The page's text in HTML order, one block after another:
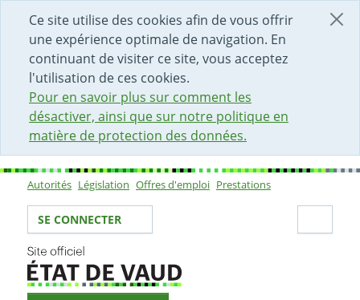
Ce site utilise des cookies afin de vous offrir
une expérience optimale de navigation. En
continuant de visiter ce site, vous acceptez
l'utilisation de ces cookies.
Pour en savoir plus sur comment les
désactiver, ainsi que sur notre politique en
matière de protection des données.
DÉBUT DU CONTENU DE LA PAGE
ACCÈS AU CHAMP DE RECHERCHE
PAGE D'ACCUEIL
FORMULAIRE DE CONTACT
Sous-navigation
Autorités Législation Offres d'emploi Prestations
Votre identité
SE CONNECTER